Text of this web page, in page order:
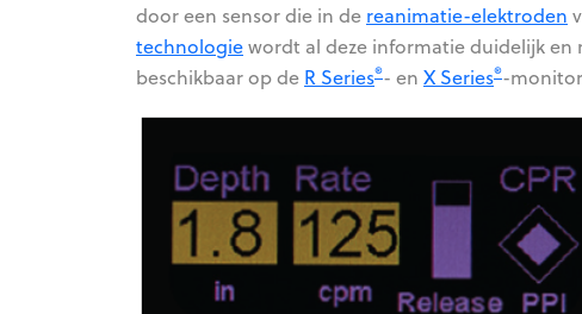
door een sensor die in de reanimatie-elektroden
technologiewordt al deze informatie duidelijk en
beschikbaar op de R Series®- en X Series®-